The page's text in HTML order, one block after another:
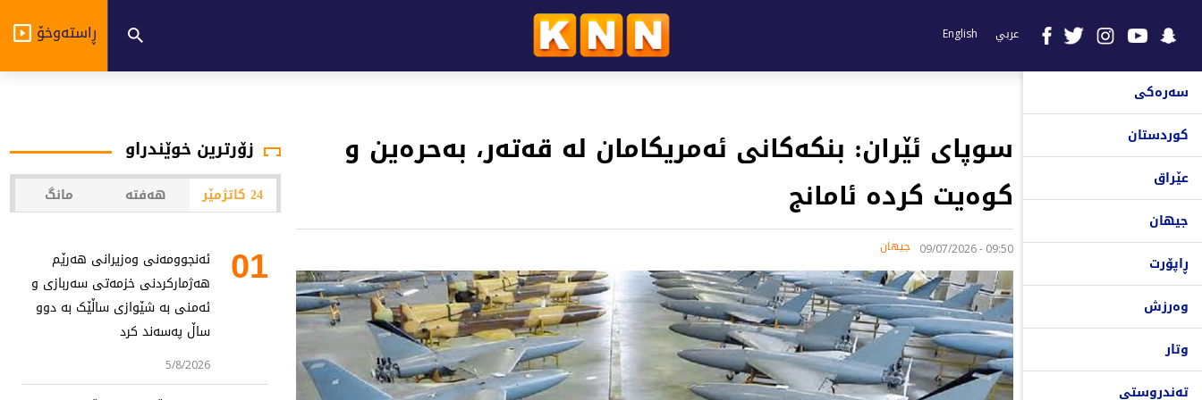
عربي English ڕاستەوخۆ
سەرەکی
کوردستان
عێراق
جیهان
ڕاپۆرت
وەرزش
وتار
تەندروستی
سوپای ئێران: بنکەکانی ئەمریکامان لە قەتەر، بەحرەین و
کوەیت کردە ئامانج
09:50 - 09/07/2026 جیهان
زۆرترین خوێندراو
24 کاتژمێر هەفتە مانگ
01
ئەنجوومەنی وەزیرانی هەرێم
هەژمارکردنی خزمەتی سەربازی و
ئەمنی بە شێوازی ساڵێک بە دوو
ساڵ پەسەند کرد
5/8/2026